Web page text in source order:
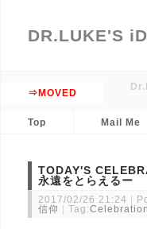
DR.LUKE'S
⇒MOVED
Top Mail Me
TODAY'S
永遠をとらえるー
2017/02/26 21:24
信仰
Tag:Celebration